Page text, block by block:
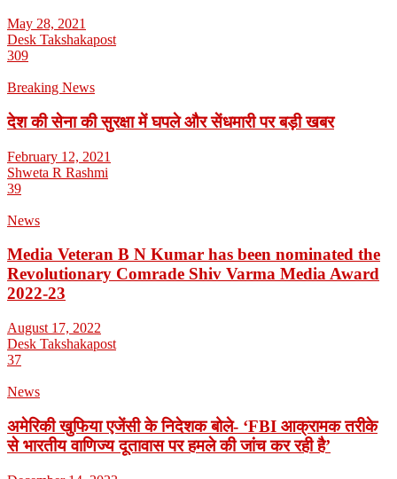
May 28, 2021
Desk Takshakapost
309
Breaking News
देश की सेना की सुरक्षा में घपले और सेंधमारी पर बड़ी खबर
February 12, 2021
Shweta R Rashmi
39
News
Media Veteran B N Kumar has been nominated the
Revolutionary Comrade Shiv Varma Media Award
2022-23
August 17, 2022
Desk Takshakapost
37
News
अमेरिकी खुफिया एजेंसी के निदेशक बोले- ‘FBI आक्रामक तरीके
से भारतीय वाणिज्य दूतावास पर हमले की जांच कर रही है’